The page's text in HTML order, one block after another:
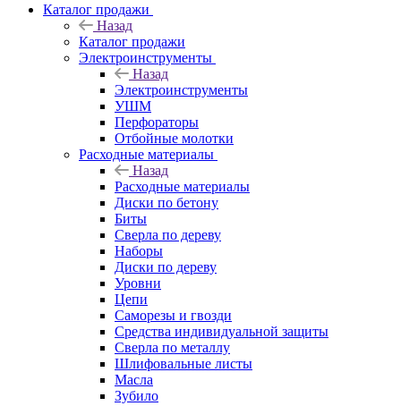
Каталог продажи
Назад
Каталог продажи
Электроинструменты
Назад
Электроинструменты
УШМ
Перфораторы
Отбойные молотки
Расходные материалы
Назад
Расходные материалы
Диски по бетону
Биты
Сверла по дереву
Наборы
Диски по дереву
Уровни
Цепи
Саморезы и гвозди
Средства индивидуальной защиты
Сверла по металлу
Шлифовальные листы
Масла
Зубило